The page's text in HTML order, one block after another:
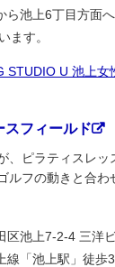
ら池上6丁目方面
ます。
STUDIO U 池上女
スフィールド
、ピラティスレッ
ルフの動きと合わ
区池上7-2-4 三洋
線「池上駅」徒歩